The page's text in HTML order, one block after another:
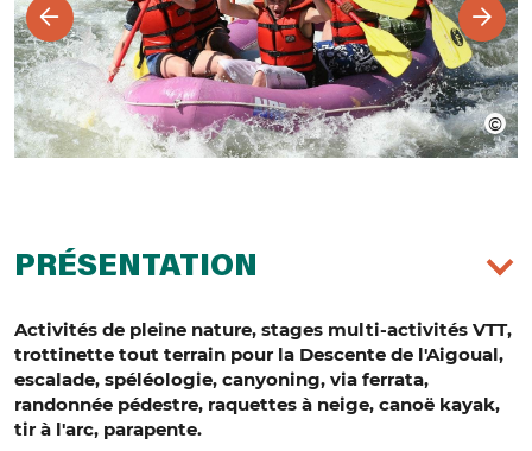
PRÉSENTATION
Activités de pleine nature, stages multi-activités VTT,
trottinette tout terrain pour la Descente de l'Aigoual,
escalade, spéléologie, canyoning, via ferrata,
randonnée pédestre, raquettes à neige, canoë kayak,
tir à l'arc, parapente.